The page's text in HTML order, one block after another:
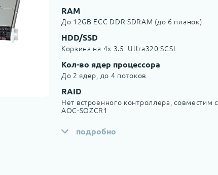
RAM
До 12GB ECC DDR SDRAM (до 6 планок)
HDD/SSD
Корзина на 4x 3.5' Ultra320 SCSI
Кол-во ядер процессора
До 2 ядер, до 4 потоков
RAID
Нет встроенного контроллера, совместим с
AOC-SOZCR1
подробно